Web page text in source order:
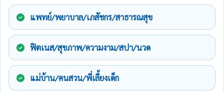
แพทย์/พยาบาล/เภสัชกร/สาธารณสุข
ฟิตเนส/สุขภาพ/ความงาม/สปา/นวด
แม่บ้าน/คนสวน/พี่เลี้ยงเด็ก